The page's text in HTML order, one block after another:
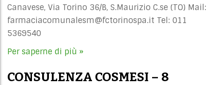
Canavese, Via Torino 36/B, S.Maurizio C.se (TO) Mail:
farmaciacomunalesm@fctorinospa.it Tel: 011
5369540
Per saperne di più »
CONSULENZA COSMESI – 8